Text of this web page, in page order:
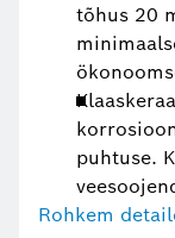
tõhus 20
puhtuse.
Rohkem